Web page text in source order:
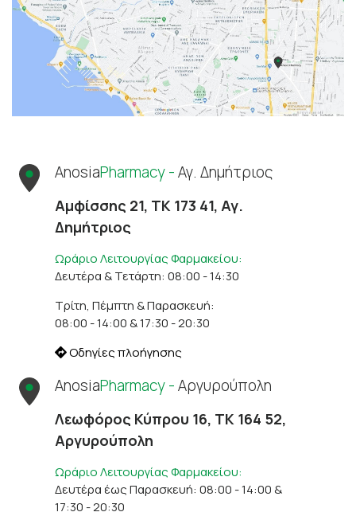
AnosiaPharmacy -Αγ. Δημήτριος
Αμφίσσης 21, ΤΚ 173 41, Αγ.
Δημήτριος
Ωράριο Λειτουργίας Φαρμακείου:
Δευτέρα & Τετάρτη: 08:00 - 14:30
Τρίτη, Πέμπτη & Παρασκευή:
08:00 - 14:00 & 17:30 - 20:30
Οδηγίες πλοήγησης
AnosiaPharmacy -Αργυρούπολη
Λεωφόρος Κύπρου 16, ΤΚ 164 52,
Αργυρούπολη
Ωράριο Λειτουργίας Φαρμακείου:
Δευτέρα έως Παρασκευή: 08:00 - 14:00 &
17:30 - 20:30